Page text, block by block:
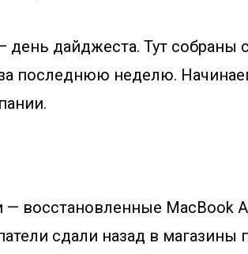
день дайджеста. Тут
последнюю неделю.
— восстановленные MacBook
сдали назад в